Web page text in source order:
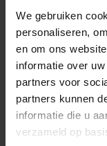
We gebruiken
personaliseren,
en om ons
informatie over
partners voor
partners kunnen
informatie die u
verzameld op
Volg ons!
Werkgebied
Hout beton